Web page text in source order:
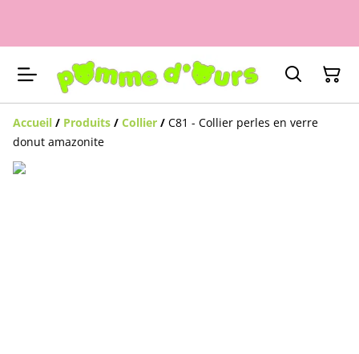
Accueil / Produits / Collier / C81 - Collier perles en verre
donut amazonite